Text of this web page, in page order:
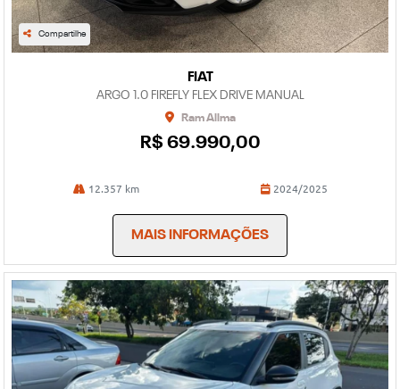
Compartilhe
FIAT
ARGO 1.0 FIREFLY FLEX DRIVE MANUAL
Ram Allma
R$ 69.990,00
12.357 km 2024/2025
MAIS INFORMAÇÕES